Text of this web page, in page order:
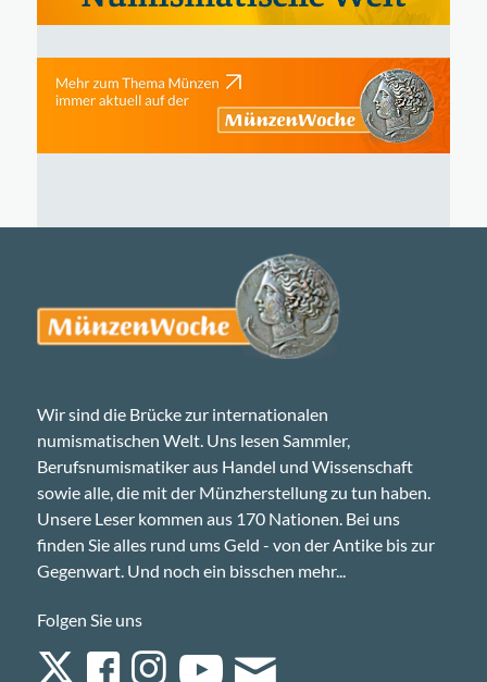
Wir sind die Brücke zur internationalen
numismatischen Welt. Uns lesen Sammler,
Berufsnumismatiker aus Handel und Wissenschaft
sowie alle, die mit der Münzherstellung zu tun haben.
Unsere Leser kommen aus 170 Nationen. Bei uns
finden Sie alles rund ums Geld - von der Antike bis zur
Gegenwart. Und noch ein bisschen mehr...
Folgen Sie uns